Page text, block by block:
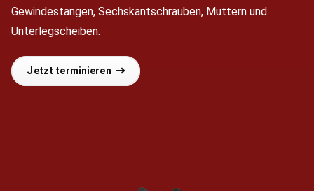
Gewindestangen, Sechskantschrauben, Muttern und
Unterlegscheiben.
Jetzt terminieren